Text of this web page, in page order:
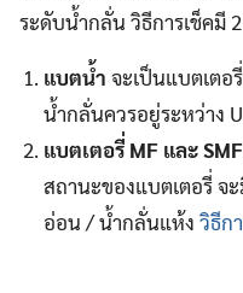
ระดับน้ำกลั่น วิธีการเช็คมี
แบตน้ำ จะเป็นแบตเตอ
น้ำกลั่นควรอยู่ระหว่าง
แบตเตอรี่ MF และ SMF
สถานะของแบตเตอรี่ จ
อ่อน / น้ำกลั่นแห้งวิธีก